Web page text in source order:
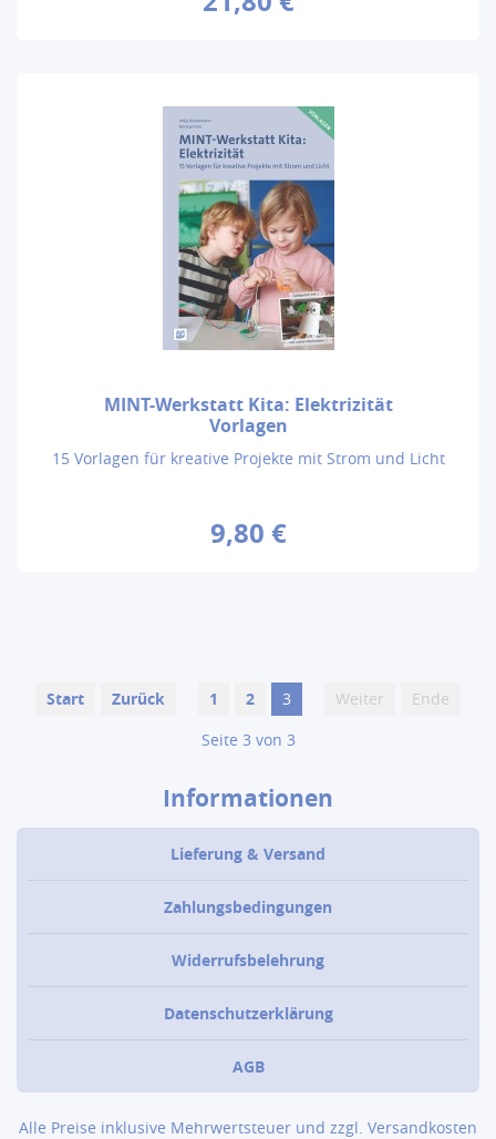
MINT-Werkstatt Kita: Elektrizität
Vorlagen
15 Vorlagen für kreative Projekte mit Strom und Licht
9,80 €
Start Zurück 1 2 3 Weiter
Ende
Seite 3 von 3
Informationen
Lieferung & Versand
Zahlungsbedingungen
Widerrufsbelehrung
Datenschutzerklärung
AGB
Alle Preise inklusive Mehrwertsteuer und zzgl. Versandkosten